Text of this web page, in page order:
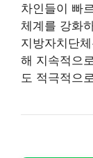
차인들이 빠
체계를 강화
지방자치단
해 지속적으
도 적극적으